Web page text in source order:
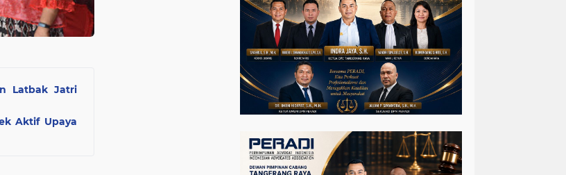
Latbak Jatri
Aktif Upaya